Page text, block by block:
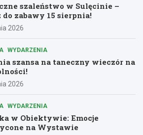
szaleństwo w Sulęcinie –
do zabawy 15 sierpnia!
2026
WYDARZENIA
szansa na taneczny wieczór na
2026
WYDARZENIA
w Obiektywie: Emocje
na Wystawie